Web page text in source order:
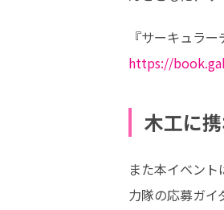
https://
木工に
また本イベン
力隊の応募ガ